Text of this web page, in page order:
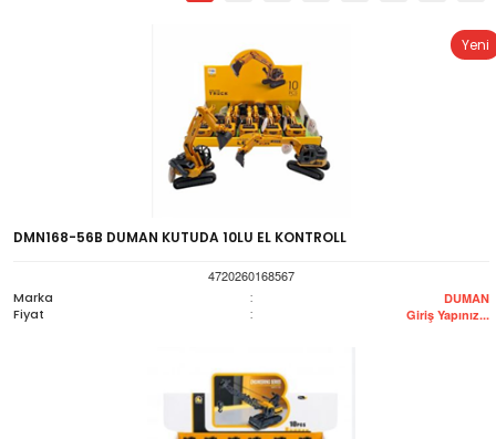
Yeni
DMN168-56B DUMAN KUTUDA 10LU EL KONTROLL
4720260168567
Marka
: DUMAN
Fiyat : Giriş Yapınız...